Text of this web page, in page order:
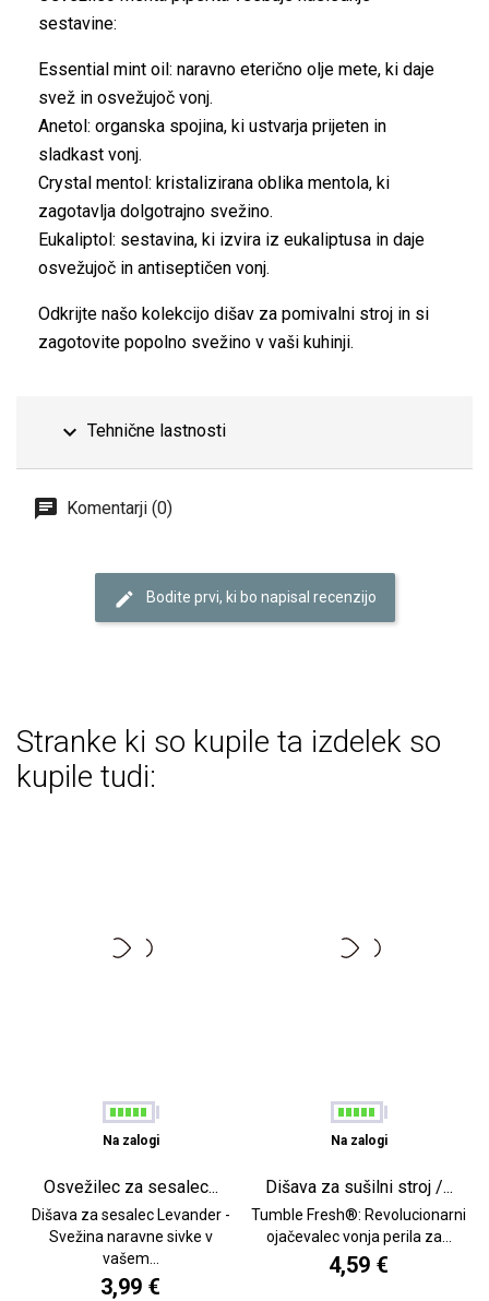
sestavine:
Essential mint oil: naravno eterično olje mete, ki daje
svež in osvežujoč vonj.
Anetol: organska spojina, ki ustvarja prijeten in
sladkast vonj.
Crystal mentol: kristalizirana oblika mentola, ki
zagotavlja dolgotrajno svežino.
Eukaliptol: sestavina, ki izvira iz eukaliptusa in daje
osvežujoč in antiseptičen vonj.
Odkrijte našo kolekcijo dišav za pomivalni stroj in si
zagotovite popolno svežino v vaši kuhinji.
expand_more Tehnične lastnosti
Komentarji (0)
Bodite prvi, ki bo napisal recenzijo
Stranke ki so kupile ta izdelek so
kupile tudi:
Na zalogi
Osvežilec za sesalec...
Dišava za sesalec Levander -
Svežina naravne sivke v
vašem...
3,99 €
Na zalogi
Dišava za sušilni stroj /...
Tumble Fresh®: Revolucionarni
ojačevalec vonja perila za...
4,59 €